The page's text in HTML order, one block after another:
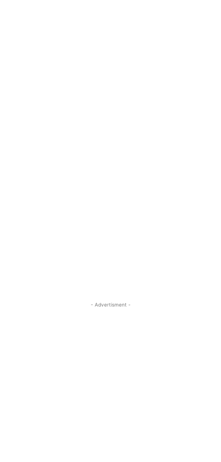
- Advertisment -